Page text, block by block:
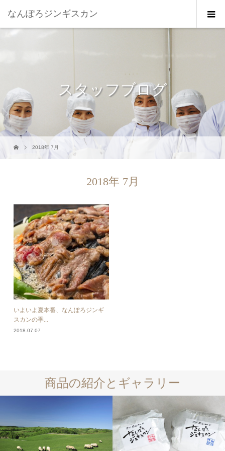
なんぽろジンギスカン
スタッフブログ
2018年 7月
2018年 7月
いよいよ夏本番、なんぽろジンギ
スカンの季...
2018.07.07
商品の紹介とギャラリー